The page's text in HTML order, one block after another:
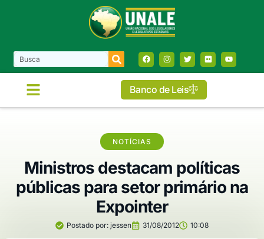
Banco de Leis
NOTÍCIAS
Ministros destacam políticas
públicas para setor primário na
Expointer
Postado por: jessen 31/08/2012 10:08